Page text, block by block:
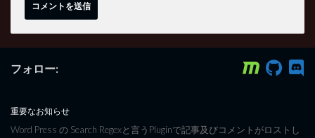
フォロー:
重要なお知らせ
Word Press の Search Regexと言うPluginで記事及びコメントがロストし